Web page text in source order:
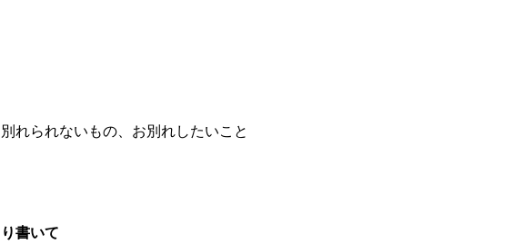
れられないもの、お別れしたいこと
書いて